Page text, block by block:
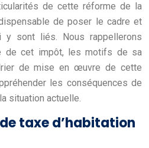
de cette réforme de la
de poser le cadre et
y sont liés. Nous rappellerons
de cet impôt, les motifs de sa
de mise en œuvre de cette
les conséquences de
situation actuelle.
taxe d’habitation